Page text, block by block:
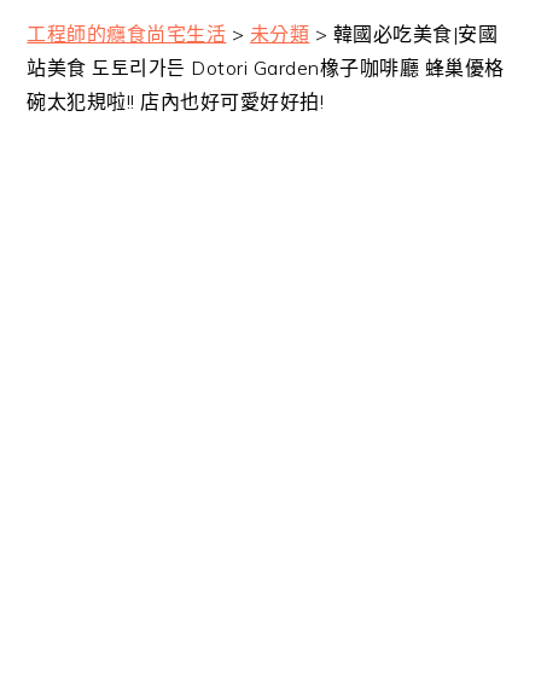
工程師的癮食尚宅生活 > 未分類 > 韓國必吃美食|安國
站美食 도토리가든 Dotori Garden橡子咖啡廳 蜂巢優格
碗太犯規啦!! 店內也好可愛好好拍!